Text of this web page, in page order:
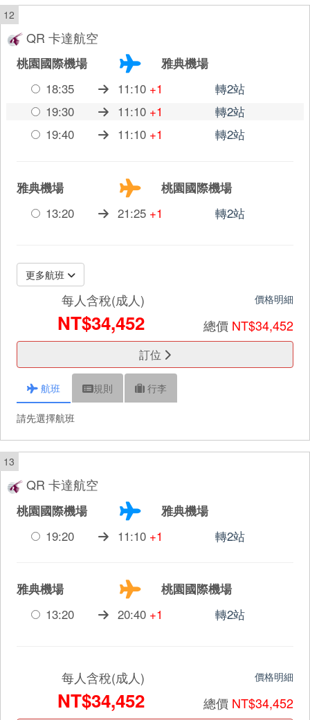
12
QR 卡達航空
桃園國際機場
雅典機場
18:35
11:10 +1
轉2站
19:30
11:10 +1
轉2站
19:40
11:10 +1 轉2站
雅典機場
桃園國際機場
13:20
21:25 +1 轉2站
更多航班
每人含稅(成人)
NT$34,452
價格明細
總價 NT$34,452
訂位
航班 規則 行李
請先選擇航班
13
QR 卡達航空
桃園國際機場
雅典機場
19:20
11:10 +1 轉2站
雅典機場
桃園國際機場
13:20
20:40 +1 轉2站
每人含稅(成人)
NT$34,452
價格明細
總價 NT$34,452